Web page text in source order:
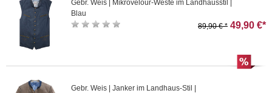
Gebr. Weis | Mikrovelour-Weste im Landhausstil |
Blau
89,90 € * 49,90 €*
Gebr. Weis | Janker im Landhaus-Stil |